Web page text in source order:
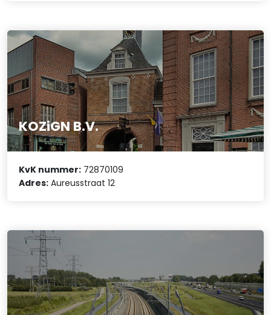
KOZiGN B.V.
KvK nummer: 72870109
Adres: Aureusstraat 12